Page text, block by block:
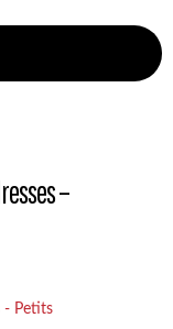
–